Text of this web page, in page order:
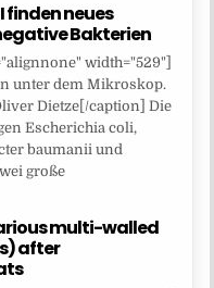
finden neues
Bakterien
width="529"]
unter dem Mikroskop.
Dietze[/caption] Die
Escherichia coli,
baumanii und
große
multi-walled
after